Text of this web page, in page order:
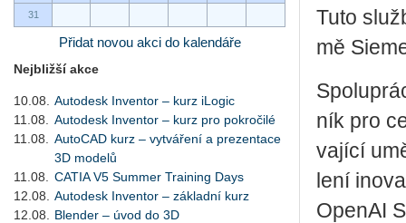
31
Přidat novou akci do kalendáře
Nejbližší akce
10.08.
Autodesk Inventor – kurz iLogic
11.08.
Autodesk Inventor – kurz pro pokročilé
11.08.
AutoCAD kurz – vytváření a prezentace
3D modelů
11.08.
CATIA V5 Summer Training Days
12.08.
Autodesk Inventor – základní kurz
12.08.
Blender – úvod do 3D
Tuto
mě
ník pro
va­jí­cí
le­ní
Ope­nAI